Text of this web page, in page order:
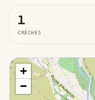
1
CRÈCHES
+
−